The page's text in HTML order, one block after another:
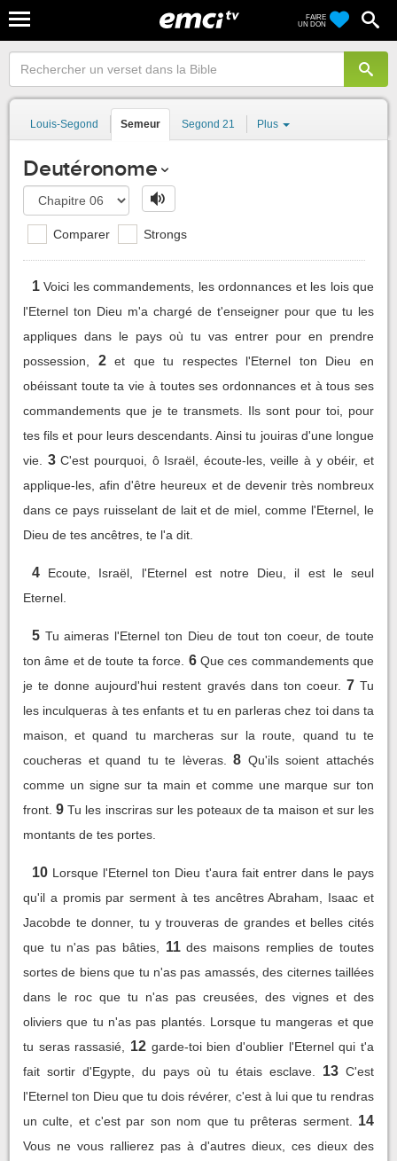
FAIRE
UN DON
Louis-Segond Semeur Segond 21 Plus
Deutéronome
Comparer Strongs
1 Voici les commandements, les ordonnances et les lois que
l'Eternel ton Dieu m'a chargé de t'enseigner pour que tu les
appliques dans le pays où tu vas entrer pour en prendre
possession,
2 et que tu respectes l'Eternel ton Dieu en
obéissant toute ta vie à toutes ses ordonnances et à tous ses
commandements que je te transmets. Ils sont pour toi, pour
tes fils et pour leurs descendants. Ainsi tu jouiras d'une longue
vie.
3 C'est pourquoi, ô Israël, écoute-les, veille à y obéir, et
applique-les, afin d'être heureux et de devenir très nombreux
dans ce pays ruisselant de lait et de miel, comme l'Eternel, le
Dieu de tes ancêtres, te l'a dit.
4
Ecoute, Israël, l'Eternel est notre Dieu, il est le seul
Eternel.
5 Tu aimeras l'Eternel ton Dieu de tout ton coeur, de toute
ton âme et de toute ta force. 6 Que ces commandements que
je te donne aujourd'hui restent gravés dans ton coeur. 7 Tu
les inculqueras à tes enfants et tu en parleras chez toi dans ta
maison, et quand tu marcheras sur la route, quand tu te
coucheras et quand tu te lèveras.
8 Qu'ils soient attachés
comme un signe sur ta main et comme une marque sur ton
front. 9 Tu les inscriras sur les poteaux de ta maison et sur les
montants de tes portes.
10 Lorsque l'Eternel ton Dieu t'aura fait entrer dans le pays
qu'il a promis par serment à tes ancêtres Abraham, Isaac et
Jacobde te donner, tu y trouveras de grandes et belles cités
que tu n'as pas bâties,
11 des maisons remplies de toutes
sortes de biens que tu n'as pas amassés, des citernes taillées
dans le roc que tu n'as pas creusées, des vignes et des
oliviers que tu n'as pas plantés. Lorsque tu mangeras et que
tu seras rassasié,
12 garde-toi bien d'oublier l'Eternel qui t'a
fait sortir d'Egypte, du pays où tu étais esclave.
13 C'est
l'Eternel ton Dieu que tu dois révérer, c'est à lui que tu rendras
un culte, et c'est par son nom que tu prêteras serment.
14
Vous ne vous rallierez pas à d'autres dieux, ces dieux des